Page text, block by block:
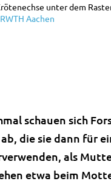
unter dem
Aachen
schauen sich
die sie dann für
als
etwa beim